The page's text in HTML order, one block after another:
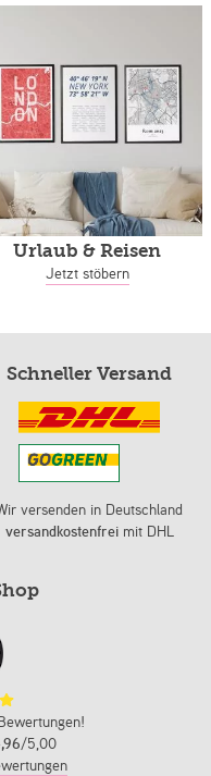
Urlaub & Reisen
Jetzt stöbern
Schneller Versand
versenden in Deutschland
versandkostenfreimit DHL
/5,00